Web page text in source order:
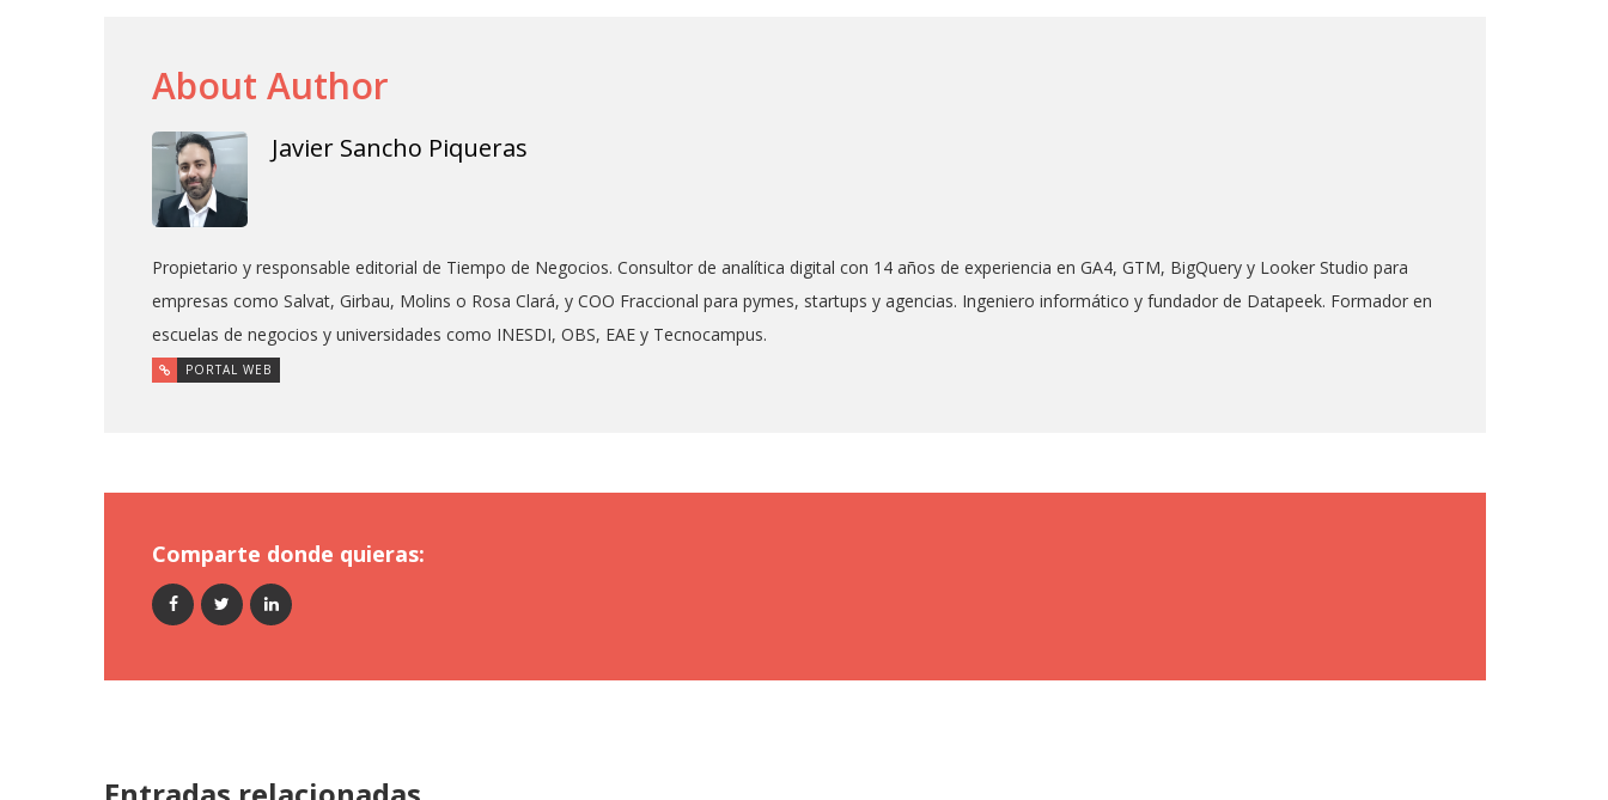
About Author
Javier Sancho Piqueras
Propietario y responsable editorial de Tiempo de Negocios. Consultor de analítica digital con 14 años de experiencia en GA4, GTM, BigQuery y Looker Studio para
empresas como Salvat, Girbau, Molins o Rosa Clará, y COO Fraccional para pymes, startups y agencias. Ingeniero informático y fundador de Datapeek. Formador en
escuelas de negocios y universidades como INESDI, OBS, EAE y Tecnocampus.
PORTAL WEB
Comparte donde quieras: